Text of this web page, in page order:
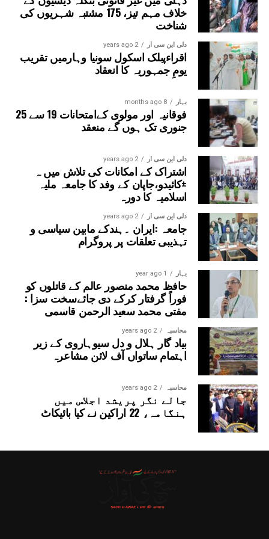
بوائز انٹر کالج شامل ہوں گے۔
خلاف مہم تیز، 175 مشتبہ شہریوں کی
شناخت
دلی این سی آر 2 years ago
اقراءپبلک اسکول سونیا وہارمیں تقریب
یومِ جمہوریہ کا انعقاد
بہار 8 months ago
فوقانیہ اور مولوی کےامتحانات 19 سے 25
جنوری تک ہوں گے منعقد
دلی این سی آر 2 years ago
اشتراک کے امکانات کی تلاش میں ہ
±کائیدو،جاپان کے وفد کا جامعہ ملیہ
اسلامیہ کا دورہ
دلی این سی آر 2 years ago
جامعہ :ایران ۔ہندکے مابین سیاسی و
تہذیبی تعلقات پر پروگرام
بہار 1 year ago
حافظ محمد منصور عالم کے قاتلوں کو
فوراً گرفتار کرکے دی جائےسخت سزا :
مفتی محمد سعید الرحمن قاسمی
محاسبہ 2 years ago
بیاد گار ہلال و دل سیوہاروی کے زیر
اہتمام ساتواں آف لائن مشاعرہ
محاسبہ 2 years ago
جالے نگر پریشد اجلاس میں
ہنگامہ، 22 اراکین نے کیا بائیکاٹ